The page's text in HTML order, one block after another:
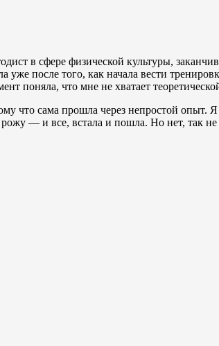
в сфере физической культуры,
уже после того, как начала вести
поняла, что мне не хватает
что сама прошла через непростой
— и все, встала и пошла. Но нет, так не